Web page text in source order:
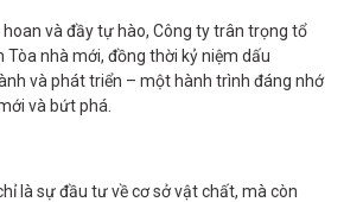
và đầy tự hào, Công ty trân trọng tổ
Tòa nhà mới, đồng thời kỷ niệm dấu
và phát triển – một hành trình đáng nhớ
và bứt phá.
là sự đầu tư về cơ sở vật chất, mà còn